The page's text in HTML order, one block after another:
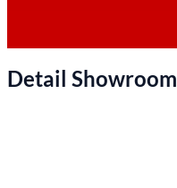
Detail Showroom